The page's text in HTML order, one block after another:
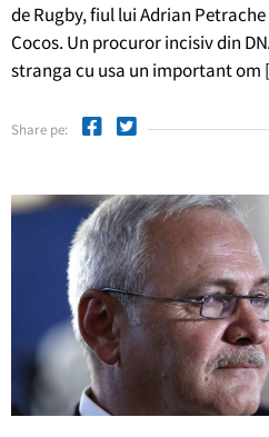
de Rugby, fiul lui Adrian
Cocos. Un procuror incisiv din
stranga cu usa un important
Share pe: